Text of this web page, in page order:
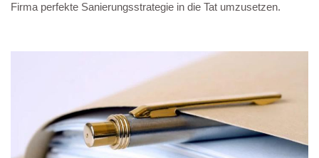
Firma perfekte Sanierungsstrategie in die Tat umzusetzen.